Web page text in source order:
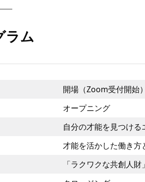
ラム
開場（Zoom受付開始）
オープニング
自分の才能を見つける
才能を活かした働き
「ラクワクな共創人